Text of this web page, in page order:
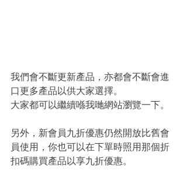
我們會不斷更新產品，亦都會不斷會進
口更多產品以供大家選擇。
大家都可以繼續喺我哋網站瀏覽一下。
另外，新會員九折優惠仍然開放比舊會
員使用，你也可以在下單時照用那個折
扣碼購買產品以享九折優惠。